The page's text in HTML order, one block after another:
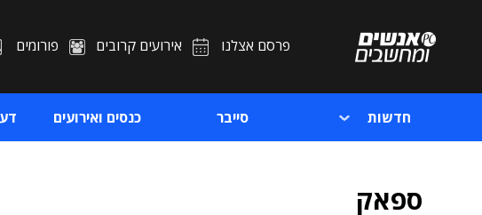
פרסם אצלנו אירועים קרובים פורומים
חדשות סייבר כנסים ואירועים
ספאק